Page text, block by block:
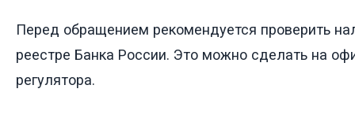
Перед обращением рекомендуется проверить
реестре Банка России. Это можно сделать на
регулятора.